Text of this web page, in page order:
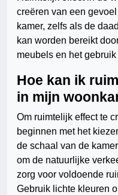
creëren van een
kamer, zelfs als de
kan worden bereikt
meubels en het
Hoe kan ik
in mijn
Om ruimtelijk effect te
beginnen met het
de schaal van de
om de natuurlijke
zorg voor voldoende
Gebruik lichte kleuren